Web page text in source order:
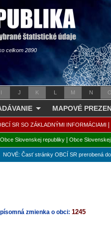
celkom 2890
I J K L M N O
MAPOVÉ
SR SO ZÁKLADNÝMI INFORMÁCIAMI
Obce Slovenskej republiky| Obce
NOVÉ: Časť stránky OBCÍ SR prerobená
zmienka o obci: 1245